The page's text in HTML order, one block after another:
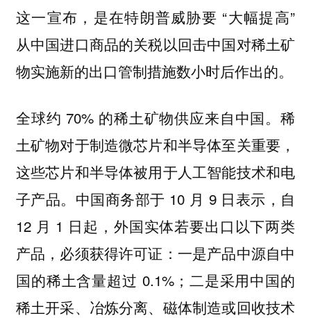
这一宣布，是在特朗普威胁要 “大幅提高”
从中国进口商品的关税以回击中国对稀土矿
物实施新的出口管制措施数小时后作出的。
全球约 70% 的稀土矿物供应来自中国。稀
土矿物对于制造微芯片和半导体至关重要，
这些芯片和半导体被用于人工智能技术和电
子产品。中国商务部于 10 月 9 日表示，自
12 月 1 日起，外国实体若要出口以下两类
产品，必须获得许可证：一是产品中源自中
国的稀土含量超过 0.1%；二是采用中国的
稀土开采、冶炼分离、磁体制造或回收技术